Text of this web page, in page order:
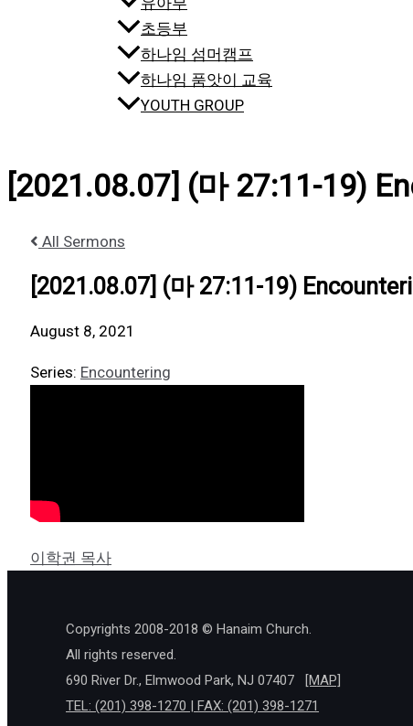
초등부
하나임 섬머캠프
하나임 품앗이 교육
YOUTH GROUP
[2021.08.07] (마 27:11-19)
All Sermons
[2021.08.07] (마 27:11-19)
August 8, 2021
Series: Encountering
이학권 목사
Copyrights 2008-2018 © Hanaim Church.
All rights reserved.
690 River Dr., Elmwood Park, NJ 07407
[MAP]
TEL: (201) 398-1270 | FAX: (201) 398-1271